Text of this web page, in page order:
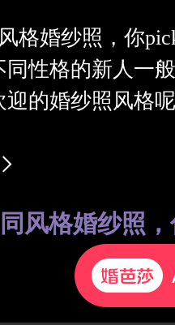
格婚纱照，你
同性格的新人一
迎的婚纱照风格
蜜感、简洁冷
年轻人的喜好。
风格婚纱照